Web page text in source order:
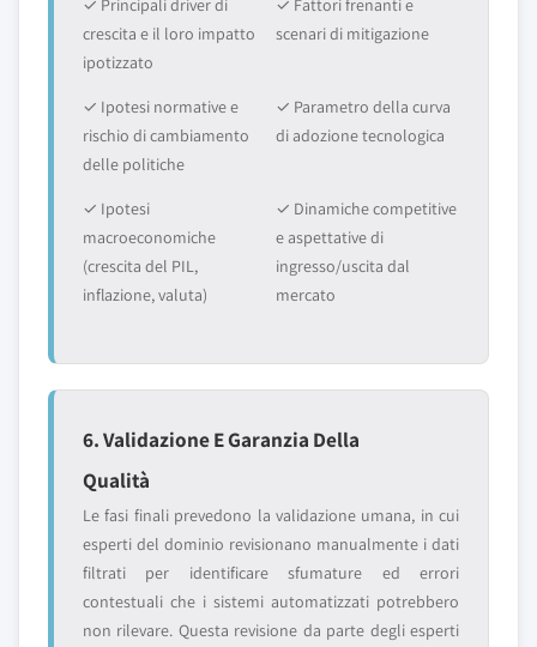
✓ Principali driver di
crescita e il loro impatto
ipotizzato
✓ Fattori frenanti e
scenari di mitigazione
✓ Ipotesi normative e
rischio di cambiamento
delle politiche
✓ Parametro della curva
di adozione tecnologica
✓ Ipotesi
macroeconomiche
(crescita del PIL,
inflazione, valuta)
✓ Dinamiche competitive
e aspettative di
ingresso/uscita dal
mercato
6. Validazione E Garanzia Della
Qualità
Le fasi finali prevedono la validazione umana, in cui
esperti del dominio revisionano manualmente i dati
filtrati per identificare sfumature ed errori
contestuali che i sistemi automatizzati potrebbero
non rilevare. Questa revisione da parte degli esperti